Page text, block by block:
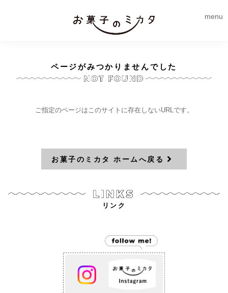
menu
ページがみつかりませんでした
ご指定のページはこのサイトに存在しないURLです。
お菓子のミカタ ホームへ戻る
リンク